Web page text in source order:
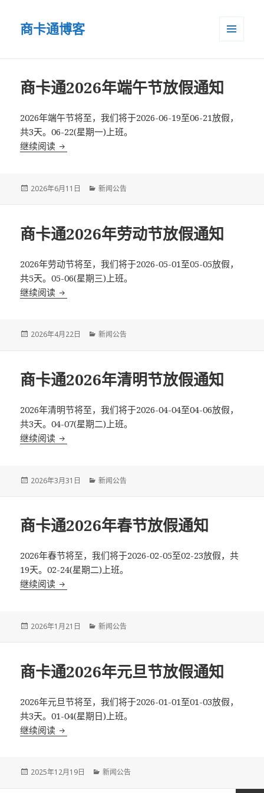
商卡通博客
商卡通2026年端午节放假通知
2026年端午节将至，我们将于2026-06-19至06-21放假，
共3天。06-22(星期一)上班。
继续阅读 商卡通2026年端午节放假通知
Posted
2026年6月11日 Categories
新闻公告
商卡通2026年劳动节放假通知
2026年劳动节将至，我们将于2026-05-01至05-05放假，
共5天。05-06(星期三)上班。
继续阅读 商卡通2026年劳动节放假通知
Posted
2026年4月22日 Categories
新闻公告
商卡通2026年清明节放假通知
2026年清明节将至，我们将于2026-04-04至04-06放假，
共3天。04-07(星期二)上班。
继续阅读 商卡通2026年清明节放假通知
Posted
2026年3月31日 Categories
新闻公告
商卡通2026年春节放假通知
2026年春节将至，我们将于2026-02-05至02-23放假，共
19天。02-24(星期二)上班。
继续阅读 商卡通2026年春节放假通知
Posted
2026年1月21日 Categories
新闻公告
商卡通2026年元旦节放假通知
2026年元旦节将至，我们将于2026-01-01至01-03放假，
共3天。01-04(星期日)上班。
继续阅读 商卡通2026年元旦节放假通知
Posted
2025年12月19日 Categories
新闻公告